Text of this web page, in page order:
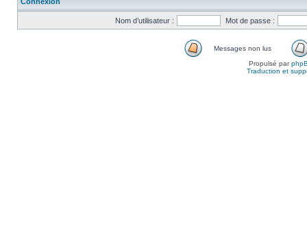
Nom d’utilisateur : Mot de passe :
Messages non lus
Propulsé par
Traduction et